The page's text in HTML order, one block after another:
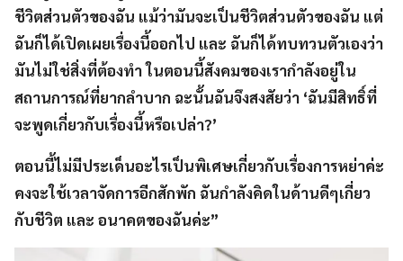
ชีวิตส่วนตัวของฉัน แม้ว่ามันจะเป็นชีวิตส่วนตัวของฉัน แต่
ฉันก็ได้เปิดเผยเรื่องนี้ออกไป และ ฉันก็ได้ทบทวนตัวเองว่า
มันไม่ใช่สิ่งที่ต้องทำ ในตอนนี้สังคมของเรากำลังอยู่ใน
สถานการณ์ที่ยากลำบาก ฉะนั้นฉันจึงสงสัยว่า ‘ฉันมีสิทธิ์ที่
จะพูดเกี่ยวกับเรื่องนี้หรือเปล่า?’
ตอนนี้ไม่มีประเด็นอะไรเป็นพิเศษเกี่ยวกับเรื่องการหย่าค่ะ
คงจะใช้เวลาจัดการอีกสักพัก ฉันกำลังคิดในด้านดีๆเกี่ยว
กับชีวิต และ อนาคตของฉันค่ะ”